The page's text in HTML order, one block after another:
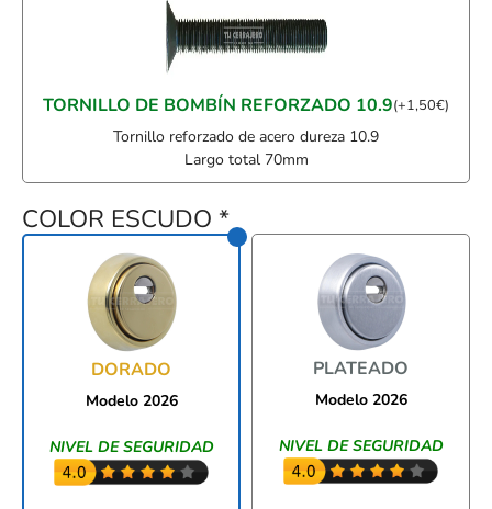
TORNILLO DE BOMBÍN REFORZADO 10.9(+1,50€)
Tornillo reforzado de acero dureza 10.9
Largo total 70mm
COLOR ESCUDO *
DORADO
Modelo 2026
NIVEL DE SEGURIDAD
PLATEADO
Modelo 2026
NIVEL DE SEGURIDAD